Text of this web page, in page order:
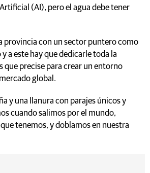
(AI), pero el agua debe tener
provincia con un sector puntero como
a este hay que dedicarle toda la
que precise para crear un entorno
global.
y una llanura con parajes únicos y
cuando salimos por el mundo,
tenemos, y doblamos en nuestra